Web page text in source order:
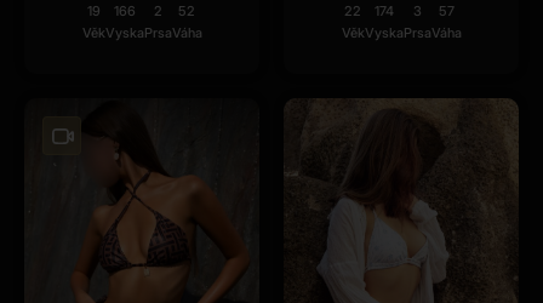
19
Věk
166
Vyska
2
Prsa
52
Váha
22
Věk
174
Vyska
3
Prsa
57
Váha